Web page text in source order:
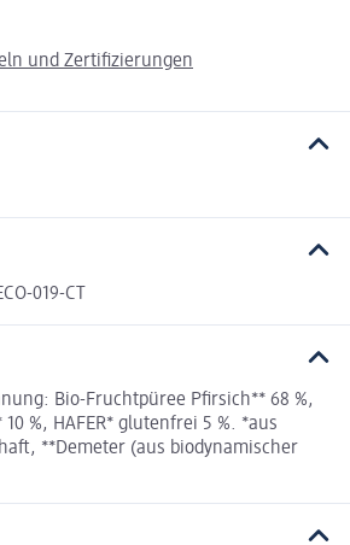
und Zertifizierungen
019-CT
Bio-Fruchtpüree Pfirsich** 68 %,
%, HAFER* glutenfrei 5 %. *aus
**Demeter (aus biodynamischer